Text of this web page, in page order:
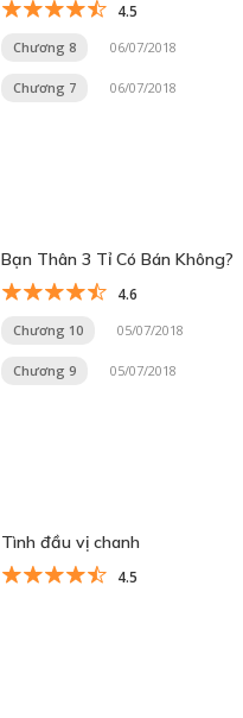
4.5
Chương 8 06/07/2018
Chương 7 06/07/2018
Bạn Thân 3 Tỉ Có Bán Không?
4.6
Chương 10 05/07/2018
Chương 9 05/07/2018
Tình đầu vị chanh
4.5